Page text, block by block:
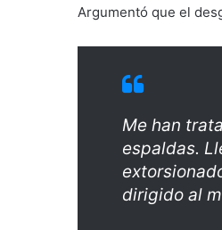
Argumentó que el
Me han
espaldas.
dirigido al